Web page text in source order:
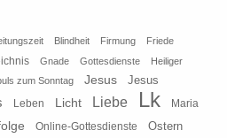
Blindheit Firmung
Friede
Gnade Gottesdienste
Heiliger
zum Sonntag Jesus
Jesus
Leben Licht Liebe Lk Maria
Online-Gottesdienste Ostern